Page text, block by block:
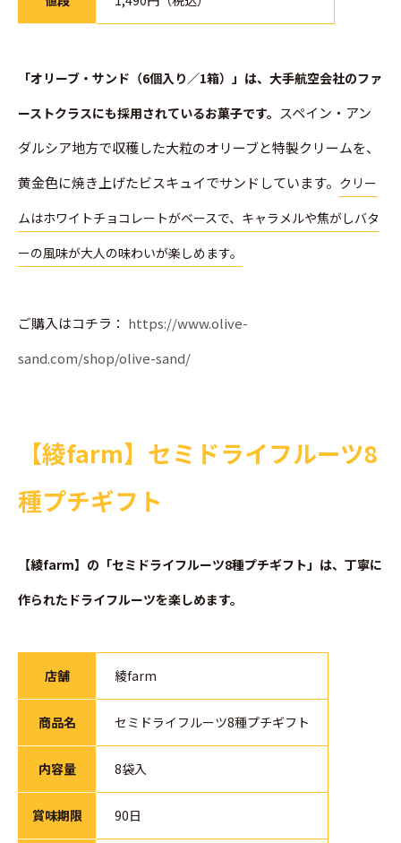
「オリーブ・サンド（6個入り／1箱）」は、大手航空会社のファ
ーストクラスにも採用されているお菓子です。 スペイン・アン
ダルシア地方で収穫した大粒のオリーブと特製クリームを、
黄金色に焼き上げたビスキュイでサンドしています。 クリー
ムはホワイトチョコレートがベースで、キャラメルや焦がしバタ
ーの風味が大人の味わいが楽しめます。
ご購入はコチラ： https://www.olive-
sand.com/shop/olive-sand/
【綾farm】セミドライフルーツ8
種プチギフト
【綾farm】の「セミドライフルーツ8種プチギフト」は、丁寧に
作られたドライフルーツを楽しめます。
店舗 綾farm
商品名 セミドライフルーツ8種プチギフト
内容量 8袋入
賞味期限 90日